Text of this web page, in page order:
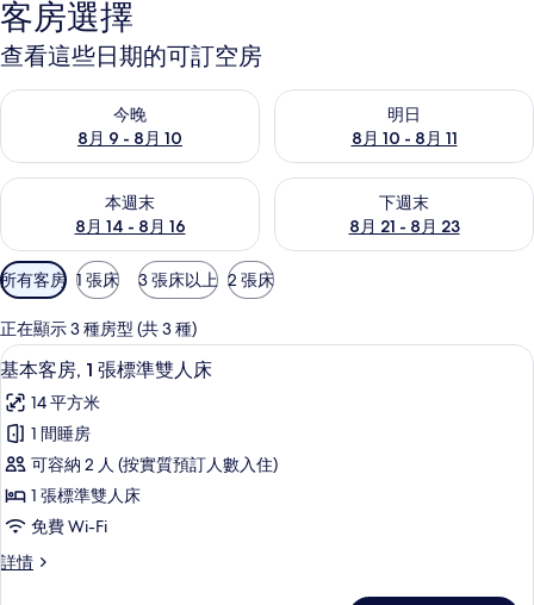
客房選擇
查看這些日期的可訂空房
今晚
8月 9 - 8月 10
查看今晚 8月 9 - 8月 10的可訂空房
明日
8月 10 - 8月 11
查看明日 8月 10 - 8月 11的可
本週末
8月 14 - 8月 16
查看本週末 8月 14 - 8月 16的可訂空房
下週末
8月 21 - 8月 23
查看下週末 8月 21 - 8月 23的
可
用
嘅
客
房
篩
選
條
所有客房 1 張床 3 張床以上 2 張床
正在顯示 3 種房型 (共 3 種)
載
入
所
有
基
本
房,
基本客房, 1 張標準雙人床 | 房內夾萬
6
基本客房, 1 張標準雙人床
14 平方米
1 間睡房
可容納 2 人 (按實質預訂人數入住)
1 張標準雙人床
免費 Wi-Fi
詳情
基